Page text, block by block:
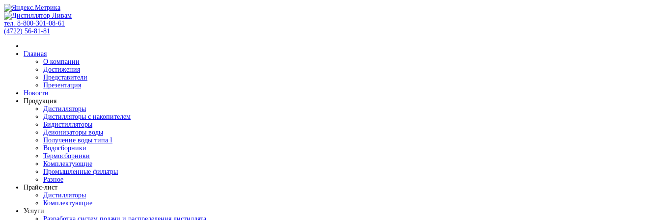
тел. 8-800-301-08-61
(4722) 56-81-81
Главная
О компании
Достижения
Представители
Презентация
Новости
Продукция
Дистилляторы
Дистилляторы с накопителем
Бидистилляторы
Деионизаторы воды
Получение воды типа I
Водосборники
Термосборники
Комплектующие
Промышленные фильтры
Разное
Прайс-лист
Дистилляторы
Комплектующие
Услуги